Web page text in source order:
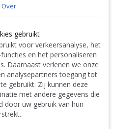
pas à nous contacter
to contact us|| Wir liefern
Sie uns. TEL: 0032 9 378 24
!
photoframe - 1 photo
Metal Silver Small
Over
gebruikt
voor verkeersanalyse, het
en het personaliseren
Daarnaast verlenen we onze
analysepartners toegang tot
gebruikt. Zij kunnen deze
met andere gegevens die
door uw gebruik van hun